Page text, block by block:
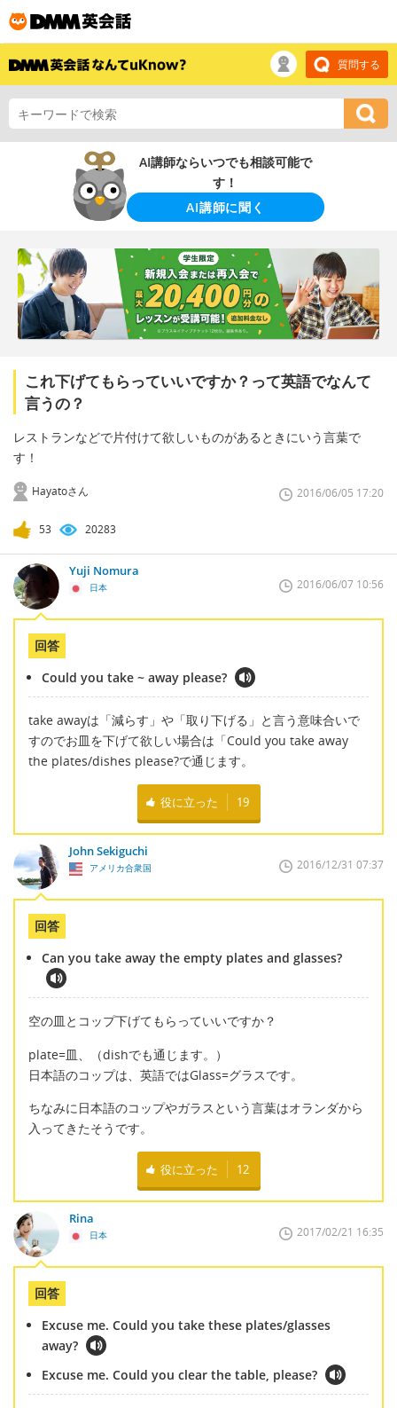
質問する
AI講師ならいつでも相談可能で
す！
AI講師に聞く
これ下げてもらっていいですか？って英語でなんて
言うの？
レストランなどで片付けて欲しいものがあるときにいう言葉で
す！
Hayatoさん 2016/06/05 17:20
53 20283
Yuji Nomura
日本 2016/06/07 10:56
回答
Could you take ~ away please?
take awayは「減らす」や「取り下げる」と言う意味合いで
すのでお皿を下げて欲しい場合は「Could you take away
the plates/dishes please?で通じます。
役に立った 19
John Sekiguchi
アメリカ合衆国 2016/12/31 07:37
回答
Can you take away the empty plates and glasses?
空の皿とコップ下げてもらっていいですか？
plate=皿、（dishでも通じます。）
日本語のコップは、英語ではGlass=グラスです。
ちなみに日本語のコップやガラスという言葉はオランダから
入ってきたそうです。
役に立った 12
Rina
日本 2017/02/21 16:35
回答
Excuse me. Could you take these plates/glasses
away?
Excuse me. Could you clear the table, please?